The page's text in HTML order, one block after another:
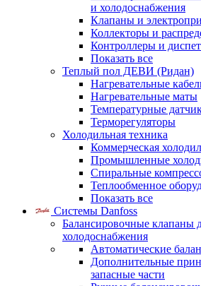
и холодоснабжения
Клапаны и
Коллекторы и
Контроллеры и
Показать все
Теплый пол ДЕВИ (Ридан)
Нагревательные
Нагревательные маты
Температурные
Терморегуляторы
Холодильная техника
Коммерческая
Промышленные
Спиральные
Теплообменное
Показать все
Системы Danfoss
Балансировочные клапаны
холодоснабжения
Автоматические
Дополнительные
запасные части